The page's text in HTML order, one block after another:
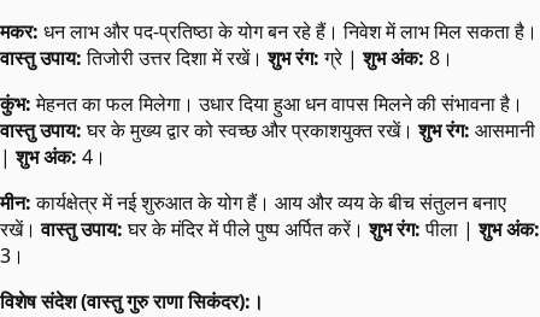
मकर: धन लाभ और पद-प्रतिष्ठा के योग बन रहे हैं। निवेश में लाभ मिल सकता है।
वास्तु उपाय:तिजोरी उत्तर दिशा में रखें।शुभ रंग:ग्रे |शुभ अंक: 8।
कुंभ:मेहनत का फल मिलेगा। उधार दिया हुआ धन वापस मिलने की संभावना है।
वास्तु उपाय:घर के मुख्य द्वार को स्वच्छ और प्रकाशयुक्त रखें।शुभ रंग: आसमानी
|शुभ अंक: 4।
मीन:कार्यक्षेत्र में नई शुरुआत के योग हैं। आय और व्यय के बीच संतुलन बनाए
रखें।वास्तु उपाय:घर के मंदिर में पीले पुष्प अर्पित करें।शुभ रंग:पीला |शुभ अंक:
3।
विशेष संदेश (वास्तु गुरु राणा सिकंदर):।